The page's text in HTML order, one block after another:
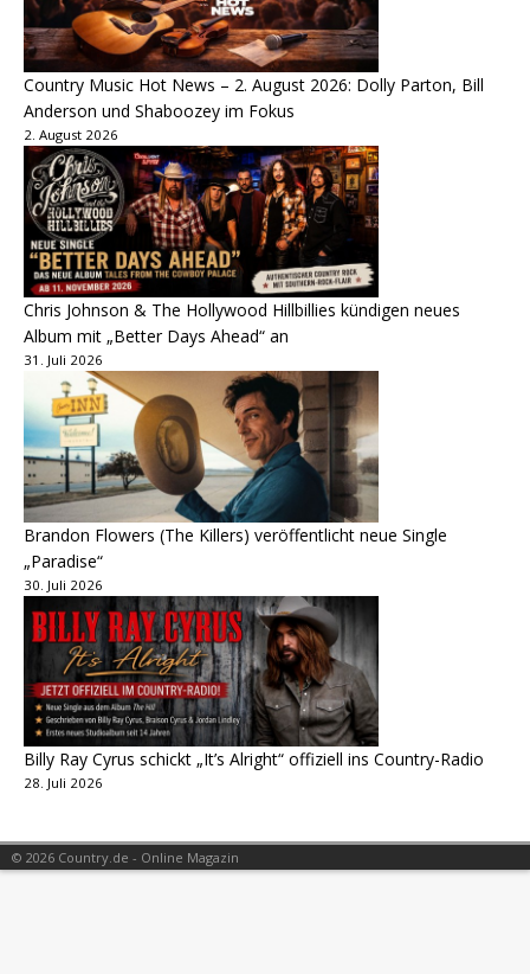
Country Music Hot News – 2. August 2026: Dolly Parton, Bill
Anderson und Shaboozey im Fokus
2. August 2026
Chris Johnson & The Hollywood Hillbillies kündigen neues
Album mit „Better Days Ahead“ an
31. Juli 2026
Brandon Flowers (The Killers) veröffentlicht neue Single
„Paradise“
30. Juli 2026
Billy Ray Cyrus schickt „It’s Alright“ offiziell ins Country-Radio
28. Juli 2026
© 2026 Country.de - Online Magazin